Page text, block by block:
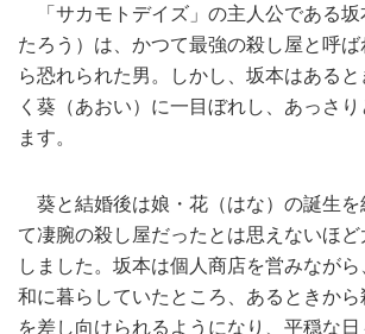
「サカモトデイズ」の主人公である坂
たろう）は、かつて最強の殺し屋と呼
ら恐れられた男。しかし、坂本はある
く葵（あおい）に一目ぼれし、あっさ
ます。
葵と結婚後は娘・花（はな）の誕生を
て凄腕の殺し屋だったとは思えないほ
しました。坂本は個人商店を営みなが
和に暮らしていたところ、あるときか
を差し向けられるようになり、平穏な日